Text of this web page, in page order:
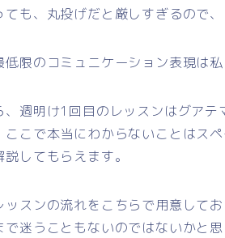
ても、丸投げだと厳しすぎるので
低限のコミュニケーション表現は
、週明け1回目のレッスンはグア
ここで本当にわからないことはス
してもらえます。
ッスンの流れをこちらで用意して
で迷うこともないのではないかと思